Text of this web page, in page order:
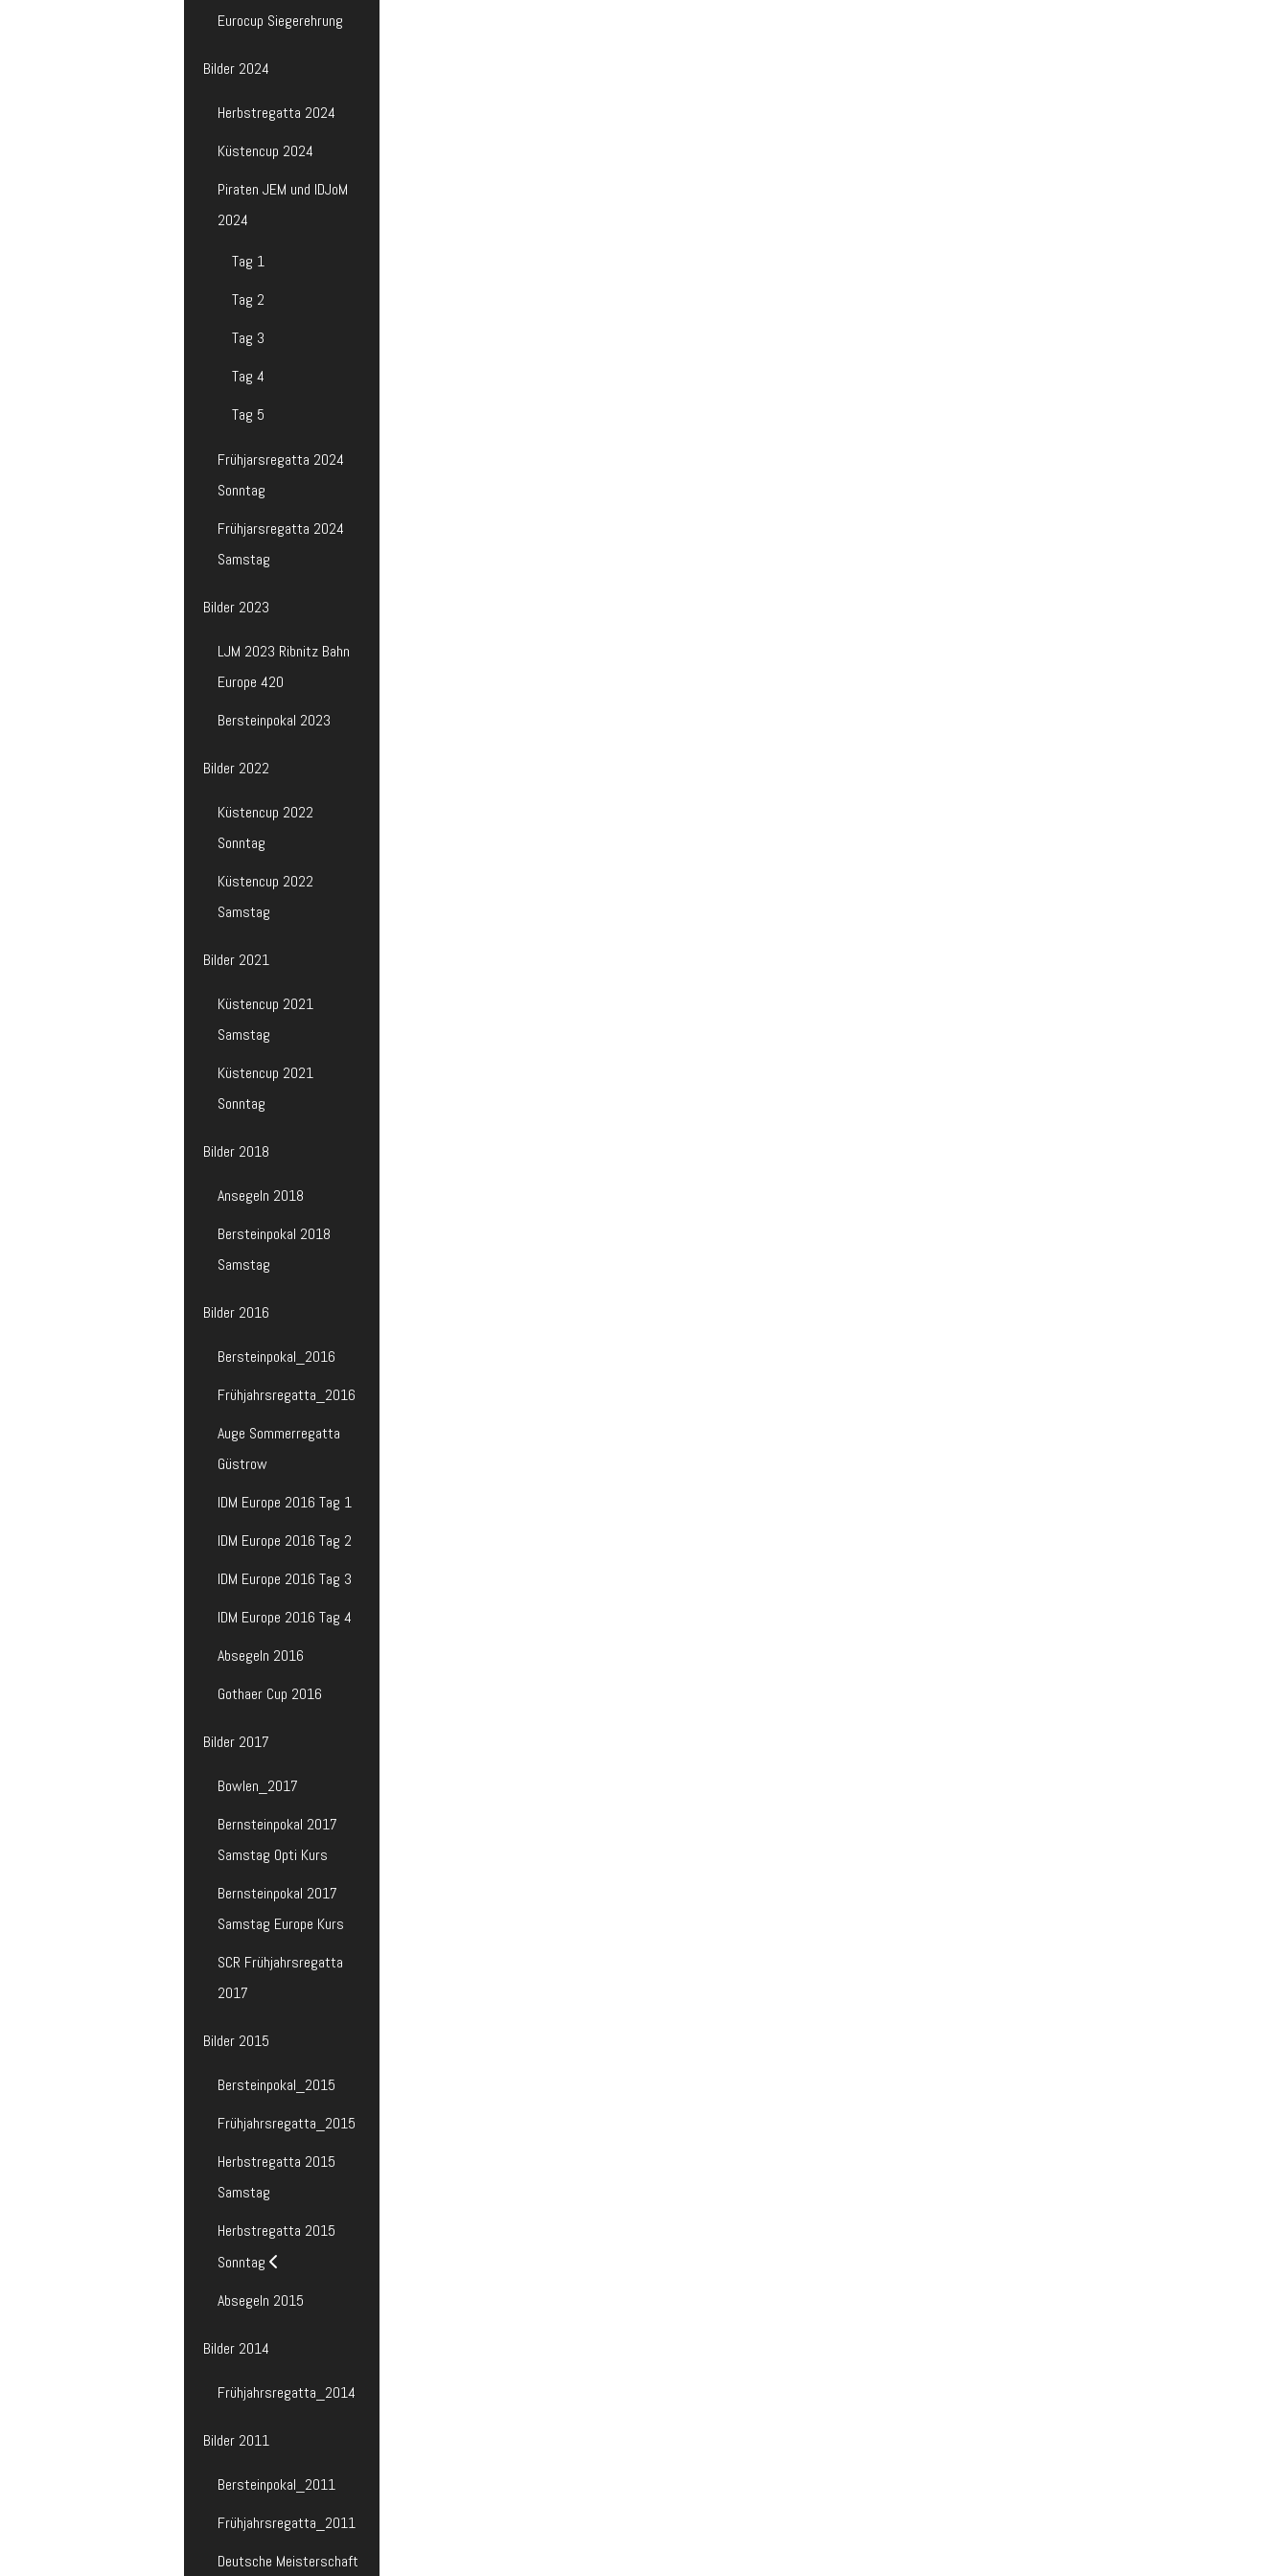
Eurocup Siegerehrung
Bilder 2024
Herbstregatta 2024
Küstencup 2024
Piraten JEM und IDJoM
2024
Tag 1
Tag 2
Tag 3
Tag 4
Tag 5
Frühjarsregatta 2024
Sonntag
Frühjarsregatta 2024
Samstag
Bilder 2023
LJM 2023 Ribnitz Bahn
Europe 420
Bersteinpokal 2023
Bilder 2022
Küstencup 2022
Sonntag
Küstencup 2022
Samstag
Bilder 2021
Küstencup 2021
Samstag
Küstencup 2021
Sonntag
Bilder 2018
Ansegeln 2018
Bersteinpokal 2018
Samstag
Bilder 2016
Bersteinpokal_2016
Frühjahrsregatta_2016
Auge Sommerregatta
Güstrow
IDM Europe 2016 Tag 1
IDM Europe 2016 Tag 2
IDM Europe 2016 Tag 3
IDM Europe 2016 Tag 4
Absegeln 2016
Gothaer Cup 2016
Bilder 2017
Bowlen_2017
Bernsteinpokal 2017
Samstag Opti Kurs
Bernsteinpokal 2017
Samstag Europe Kurs
SCR Frühjahrsregatta
2017
Bilder 2015
Bersteinpokal_2015
Frühjahrsregatta_2015
Herbstregatta 2015
Samstag
Herbstregatta 2015
Sonntag
Absegeln 2015
Bilder 2014
Frühjahrsregatta_2014
Bilder 2011
Bersteinpokal_2011
Frühjahrsregatta_2011
Deutsche Meisterschaft